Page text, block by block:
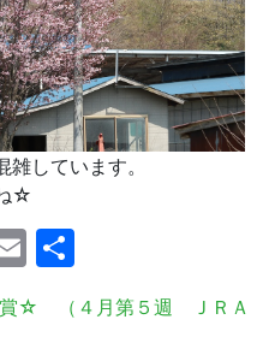
しています。
☆
Email
有
賞☆ （４月第５週 ＪＲＡ